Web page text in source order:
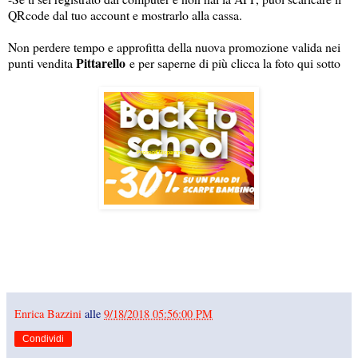
QRcode dal tuo account e mostrarlo alla cassa.
Non perdere tempo e approfitta della nuova promozione valida nei
punti vendita Pittarello e per saperne di più clicca la foto qui sotto
Enrica Bazzini alle 9/18/2018 05:56:00 PM
Condividi